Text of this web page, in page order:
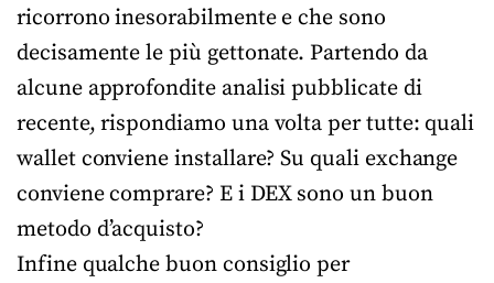
ricorrono inesorabilmente e che sono
decisamente le più gettonate. Partendo da
alcune approfondite analisi pubblicate di
recente, rispondiamo una volta per tutte: quali
wallet conviene installare? Su quali exchange
conviene comprare? E i DEX sono un buon
metodo d’acquisto?
Infine qualche buon consiglio per